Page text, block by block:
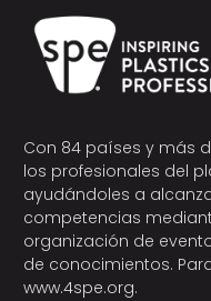
Con 84 países y más
los profesionales del
ayudándoles a
competencias
organización de
de conocimientos.
www.4spe.org.